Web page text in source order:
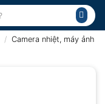
/ Camera nhiệt, máy ảnh